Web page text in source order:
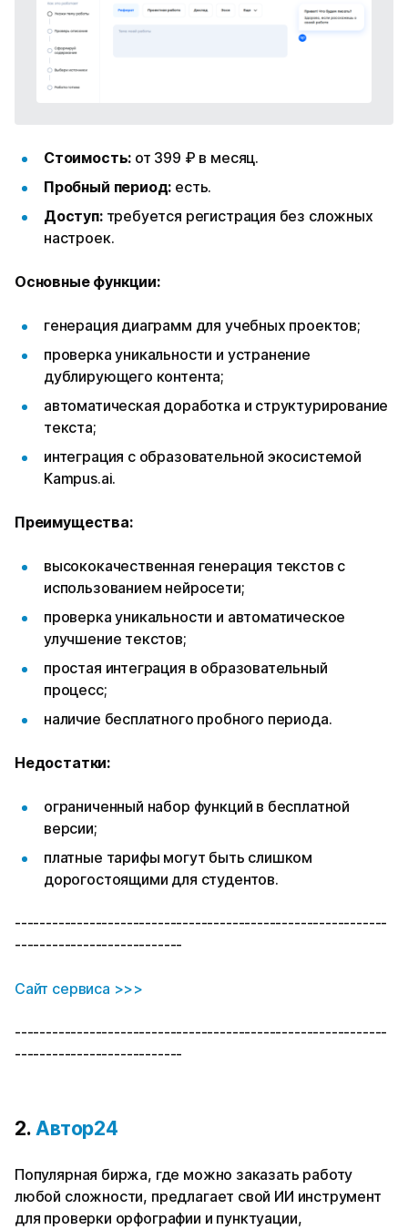
Стоимость: от 399 ₽ в месяц.
Пробный период: есть.
Доступ: требуется регистрация без сложных
настроек.
Основные функции:
генерация диаграмм для учебных проектов;
проверка уникальности и устранение
дублирующего контента;
автоматическая доработка и структурирование
текста;
интеграция с образовательной экосистемой
Kampus.ai.
Преимущества:
высококачественная генерация текстов с
использованием нейросети;
проверка уникальности и автоматическое
улучшение текстов;
простая интеграция в образовательный
процесс;
наличие бесплатного пробного периода.
Недостатки:
ограниченный набор функций в бесплатной
версии;
платные тарифы могут быть слишком
дорогостоящими для студентов.
------------------------------------------------------------
---------------------------
Сайт сервиса >>>
------------------------------------------------------------
---------------------------
2. Автор24
Популярная биржа, где можно заказать работу
любой сложности, предлагает свой ИИ инструмент
для проверки орфографии и пунктуации,